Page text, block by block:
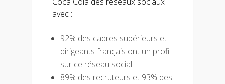
avec :
92% des cadres supérieurs et
dirigeants français ont un profil
sur ce réseau social.
89% des recruteurs et 93% des